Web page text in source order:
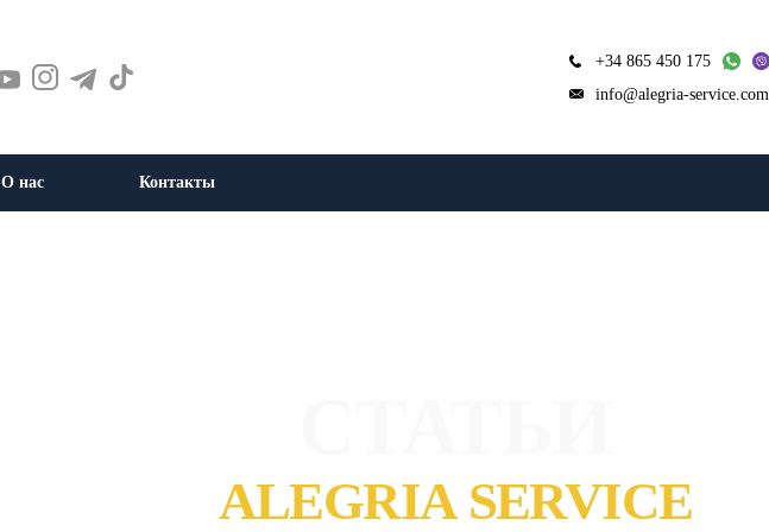
+34 865 450 175
info@alegria-service.com
О нас Контакты
ALEGRIA SERVICE